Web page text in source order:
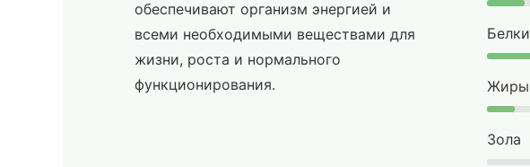
обеспечивают организм энергией и
всеми необходимыми веществами для
жизни, роста и нормального
функционирования.
Белки
Жиры
Зола